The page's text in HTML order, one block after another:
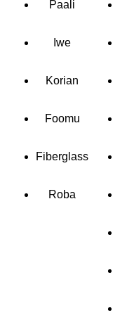
Paali
Iwe
Korian
Foomu
Fiberglass
Roba